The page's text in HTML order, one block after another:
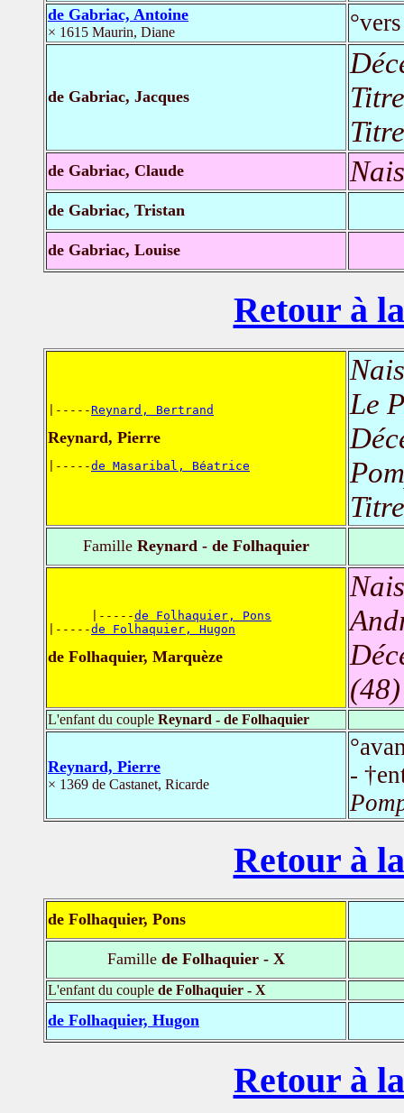
de Gabriac, Antoine
× 1615 Maurin, Diane
de Gabriac, Jacques
de Gabriac, Claude
de Gabriac, Tristan
de Gabriac, Louise
Retour à
|-----Reynard, Bertrand
Reynard, Pierre
|-----de Masaribal, Béatrice
Le
Famille Reynard - de Folhaquier
      |-----
de Folhaquier, Pons
|-----de Folhaquier, Hugon
de Folhaquier, Marquèze
(48)
L'enfant du couple Reynard - de Folhaquier
Reynard, Pierre
× 1369 de Castanet, Ricarde
-
Retour à
de Folhaquier, Pons
Famille de Folhaquier - X
L'enfant du couple de Folhaquier - X
de Folhaquier, Hugon
Retour à